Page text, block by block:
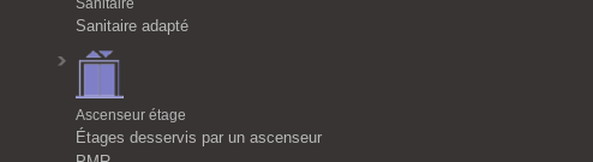
Sanitaire
Sanitaire adapté
Ascenseur étage
Étages desservis par un ascenseur